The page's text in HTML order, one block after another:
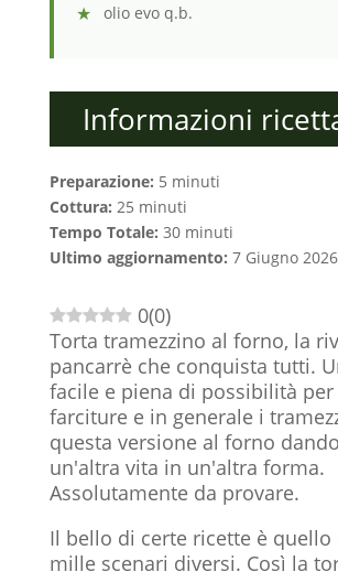
olio evo q.b.
Informazioni
Preparazione: 5 minuti
Cottura: 25 minuti
Tempo Totale: 30 minuti
Ultimo aggiornamento: 7 Giugno 2026
0(0)
Torta tramezzino al forno, la
pancarrè che conquista tutti.
facile e piena di possibilità
farciture e in generale i
questa versione al forno
un'altra vita in un'altra forma.
Assolutamente da provare.
Il bello di certe ricette è quello
mille scenari diversi. Così la